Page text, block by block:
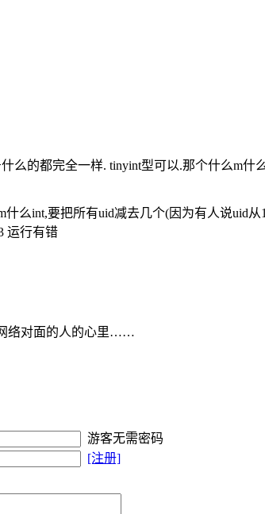
么的都完全一样. tinyint型可以.那个什么m什
么int,要把所有uid减去几个(因为有人说uid
运行有错
络对面的人的心里……
游客无需密码
[注册]